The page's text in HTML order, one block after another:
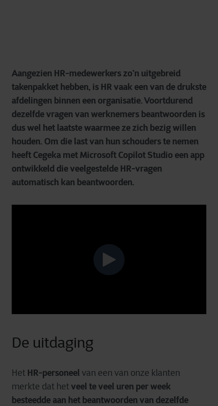
Aangezien HR-medewerkers zo’n uitgebreid
takenpakket hebben, is HR vaak een van de drukste
afdelingen binnen een organisatie. Voortdurend
dezelfde vragen van werknemers beantwoorden is
dus wel het laatste waarmee ze zich bezig willen
houden. Om die last van hun schouders te nemen
heeft Cegeka met Microsoft Copilot Studio een app
ontwikkeld die veelgestelde HR-vragen
automatisch kan beantwoorden.
De uitdaging
Het HR-personeel van een van onze klanten
merkte dat hetveel te veel uren per week
besteedde aan het beantwoorden van dezelfde